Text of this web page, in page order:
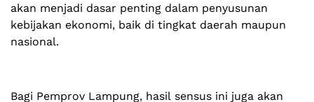
akan menjadi dasar penting dalam penyusunan
kebijakan ekonomi, baik di tingkat daerah maupun
nasional.
Bagi Pemprov Lampung, hasil sensus ini juga akan